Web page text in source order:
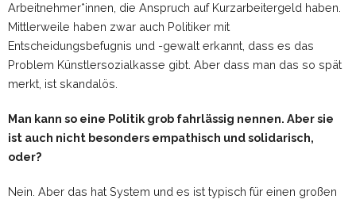
Arbeitnehmer*innen, die Anspruch auf Kurzarbeitergeld haben.
Mittlerweile haben zwar auch Politiker mit
Entscheidungsbefugnis und -gewalt erkannt, dass es das
Problem Künstlersozialkasse gibt. Aber dass man das so spät
merkt, ist skandalös.
Man kann so eine Politik grob fahrlässig nennen. Aber sie
ist auch nicht besonders empathisch und solidarisch,
oder?
Nein. Aber das hat System und es ist typisch für einen großen